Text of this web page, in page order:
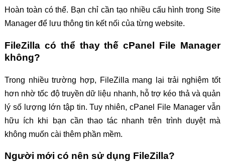
Hoàn toàn có thể. Bạn chỉ cần tạo nhiều cấu hình trong Site
Manager để lưu thông tin kết nối của từng website.
FileZilla có thể thay thế cPanel File Manager
không?
Trong nhiều trường hợp, FileZilla mang lại trải nghiệm tốt
hơn nhờ tốc độ truyền dữ liệu nhanh, hỗ trợ kéo thả và quản
lý số lượng lớn tập tin. Tuy nhiên, cPanel File Manager vẫn
hữu ích khi bạn cần thao tác nhanh trên trình duyệt mà
không muốn cài thêm phần mềm.
Người mới có nên sử dụng FileZilla?